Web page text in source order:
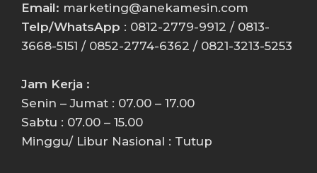
Email: marketing@anekamesin.com
Telp/WhatsApp : 0812-2779-9912 / 0813-
3668-5151 / 0852-2774-6362 / 0821-3213-5253
Jam Kerja :
Senin – Jumat : 07.00 – 17.00
Sabtu : 07.00 – 15.00
Minggu/ Libur Nasional : Tutup